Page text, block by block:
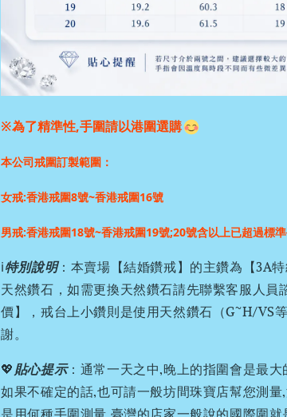
※為了精準性,手圍請以港圍選購
本公司戒圍訂製範圍：
女戒:香港戒圍8號~香港戒圍16號
男戒:香港戒圍18號~香港戒圍19號;20號含以上已超過標
ℹ️特別說明：本賣場【結婚鑽戒】的主鑽為【3A
天然鑽石，如需更換天然鑽石請先聯繫客服人員
價】，戒台上小鑽則是使用天然鑽石（G~H/VS
謝。
💖貼心提示：通常一天之中,晚上的指圍會是最
如果不確定的話,也可請一般坊間珠寶店幫您測